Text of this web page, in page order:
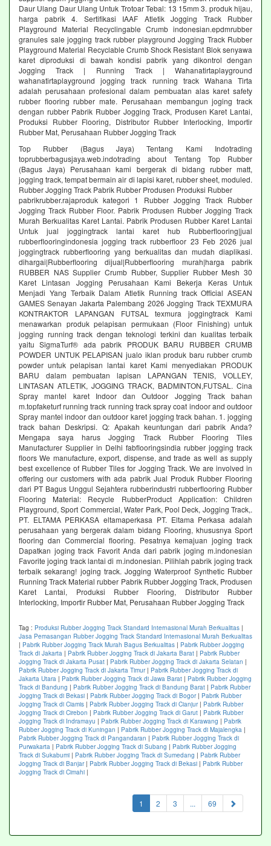
Daur Ulang Daur Ulang Untuk Trotoar Tebal: 13 15mm 3. produk hijau,
harga pabrik 4. Sertifikasi IAAF Atletik Jogging Track Rubber
Playground Material Recyclingable Crumb indonesian.epdmrubber
granules sale jogging track rubber playground Jogging Track Rubber
Playground Material Recyclable Crumb Shock Resistant Blok senyawa
karet diproduksi di bawah kondisi pabrik yang dikontrol dengan
Jogging Track | Running Track | Wahanatirtaplayground
wahanatirtaplayground jogging track running track Wahana Tirta
adalah perusahaan profesional dalam pembuatan alas karet safety
rubber flooring rubber mate. Perusahaan membangun joging track
dengan rubber Pabrik Rubber Jogging Track, Produsen Karet Lantai,
Produksi Rubber Flooring, Distributor Rubber Interlocking, Importir
Rubber Mat, Perusahaan Rubber Jogging Track
Top Rubber (Bagus Jaya) Tentang Kami Indotrading
toprubberbagusjaya.web.indotrading about Tentang Top Rubber
(Bagus Jaya) Perusahaan kami bergerak di bidang rubber matt,
jogging track, tempat bermain air di lapisi karet, rubber sheet, moduled.
Rubber Jogging Track Pabrik Rubber Produsen Produksi Rubber
pabrikrubber.rajaproduk kategori 1 Rubber Jogging Track Rubber
Jogging Track Rubber Floor. Pabrik Produsen Rubber Jogging Track
Murah Berkualitas Karet Lantai. Pabrik Produsen Rubber Karet Lantai
Untuk jual joggingtrack lantai karet hub Rubberflooring|jual
rubberflooringindonesia jogging track rubberfloor 23 Feb 2026 jual
joggingtrack rubberflooring yang berkualitas dan mudah diaplikasi.
dihargai|Rubberflooring dijual|Rubberflooring murah|harga pabrik
RUBBER NAS Supplier Crumb Rubber, Supplier Rubber Mesh 30
Karet Lintasan Jogging Perusahaan Kami Bekerja Keras Untuk
Menjadi Yang Terbaik Dalam Atletik Running track Official ASEAN
GAMES Senayan Jakarta Palembang 2026 Jogging Track TEXMURA
KONTRAKTOR LAPANGAN FUTSAL texmura joggingtrack Kami
menawarkan produk pelapisan permukaan (Floor Finishing) untuk
jogging running track dengan teknologi terkini dan kualitas terbaik
yaitu SigmaTurf® ada pabrik PRODUK BARU RUBBER CRUMB
POWDER UNTUK PELAPISAN jualo iklan produk baru rubber crumb
powder untuk pelapisan lantai karet Kami menyediakan PRODUK
BARU dalam pembuatan lapisan LAPANGAN TENIS, VOLLEY,
LINTASAN ATLETIK, JOGGING TRACK, BADMINTON,FUTSAL. Cina
Spray mantel karet Indoor dan Outdoor Jogging Track bahan
m.topfaketurf running track running track spray coat indoor and outdoor
Spray mantel indoor dan outdoor karet jogging track bahan. 1. jogging
track bahan Deskripsi. Q: Apakah keuntungan dari pabrik Anda?
Mengapa saya harus Jogging Track Rubber Flooring Tiles
Manufacturer Supplier in Delhi fabflooringsindia rubber jogging track
floors We manufacture, export, dispense, and trade as well as supply
best excellence of Rubber Tiles for Jogging Track. We are involved in
offering our customers with ada pabrik Jual Produk Rubber Flooring
dari PT Bagus Unggul Sejahtera rubberindustri rubberflooring Rubber
Flooring Material: Recycle RubberProduct Application: Children
Playground, Sport Commercial, Water Park, Pool Deck, Jogging Track,.
PT. ELTAMA PERKASA eltamaperkasa PT. Eltama Perkasa adalah
perusahaan yang bergerak dalam bidang Flooring, khususnya Sport
flooring dan Commercial flooring. Pesatnya kemajuan joging track
Dapatkan joging track Favorit Anda dari pabrik joging m.indonesian
Favorite joging track lantai di m.indonesian. Pilihlah pabrik joging track
terbaik sekarang! joging track. Jogging Waterproof Synthetic Rubber
Running Track Material rubber Pabrik Rubber Jogging Track, Produsen
Karet Lantai, Produksi Rubber Flooring, Distributor Rubber
Interlocking, Importir Rubber Mat, Perusahaan Rubber Jogging Track
Tag : Produksi Rubber Jogging Track Standard Internasional Murah Berkualitas |
Jasa Pemasangan Rubber Jogging Track Standard Internasional Murah Berkualitas
| Pabrik Rubber Jogging Track Murah Bagus Berkualitas | Pabrik Rubber Jogging
Track di Jakarta | Pabrik Rubber Jogging Track di Jakarta Barat | Pabrik Rubber
Jogging Track di Jakarta Pusat | Pabrik Rubber Jogging Track di Jakarta Selatan |
Pabrik Rubber Jogging Track di Jakarta Timur| Pabrik Rubber Jogging Track di
Jakarta Utara | Pabrik Rubber Jogging Track di Jawa Barat | Pabrik Rubber Jogging
Track di Bandung | Pabrik Rubber Jogging Track di Bandung Barat | Pabrik Rubber
Jogging Track di Bekasi | Pabrik Rubber Jogging Track di Bogor| Pabrik Rubber
Jogging Track di Ciamis | Pabrik Rubber Jogging Track di Cianjur| Pabrik Rubber
Jogging Track di Cirebon | Pabrik Rubber Jogging Track di Garut | Pabrik Rubber
Jogging Track di Indramayu | Pabrik Rubber Jogging Track di Karawang | Pabrik
Rubber Jogging Track di Kuningan | Pabrik Rubber Jogging Track di Majalengka |
Pabrik Rubber Jogging Track di Pangandaran | Pabrik Rubber Jogging Track di
Purwakarta | Pabrik Rubber Jogging Track di Subang | Pabrik Rubber Jogging
Track di Sukabumi | Pabrik Rubber Jogging Track di Sumedang | Pabrik Rubber
Jogging Track di Banjar| Pabrik Rubber Jogging Track di Bekasi | Pabrik Rubber
Jogging Track di Cimahi |
1 (current)
2 3 ... 69